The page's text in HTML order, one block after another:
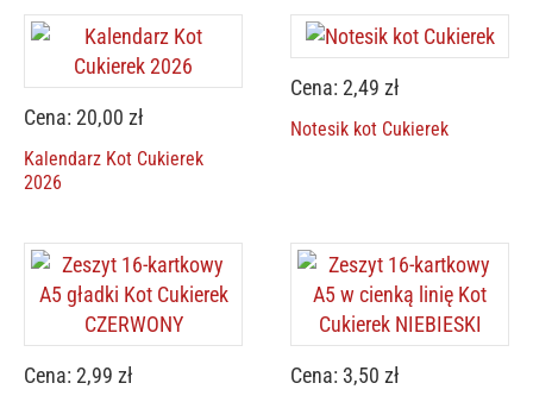
Cena: 20,00 zł
Kalendarz Kot Cukierek
2026
Cena: 2,49 zł
Notesik kot Cukierek
Cena: 2,99 zł Cena: 3,50 zł